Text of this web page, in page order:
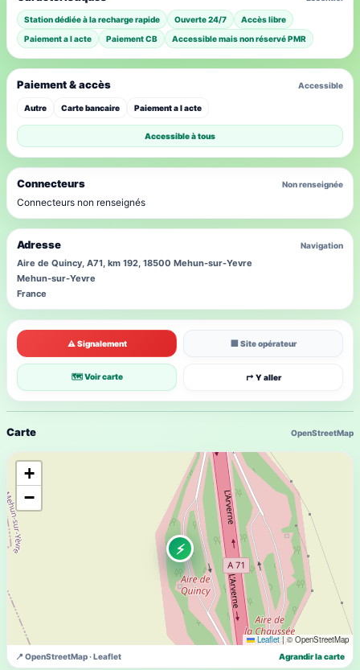
Carte OpenStreetMap
⚡
+
−
Leaflet |© OpenStreetMap
📍 OpenStreetMap · Leaflet Agrandir la carte
⚠ Signalement 🏢 Site opérateur
🗺 Voir carte ↱ Y aller
Station dédiée à la recharge rapide Ouverte 24/7
Accès libre
Paiement a l acte
Paiement CB Accessible mais non réservé PMR
Connecteurs Non renseignée
Connecteurs non renseignés
Paiement & accès Accessible
Autre Carte bancaire Paiement a l acte
Accessible à tous
Adresse Navigation
Aire de Quincy, A71, km 192, 18500 Mehun-sur-Yevre
Mehun-sur-Yevre
France